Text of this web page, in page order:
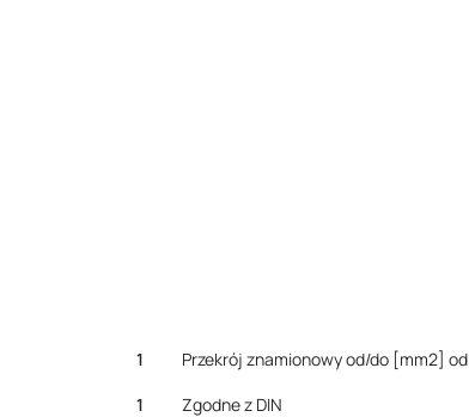
1 Przekrój znamionowy od/do [mm2] od
1 Zgodne z DIN